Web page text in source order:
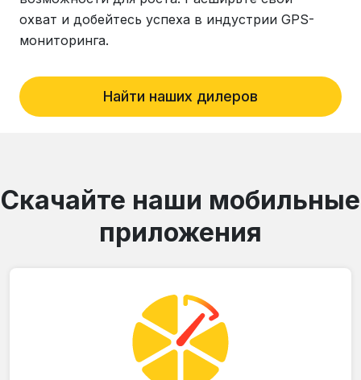
охват и добейтесь успеха в индустрии GPS-
мониторинга.
Найти наших дилеров
Скачайте наши мобильные
приложения